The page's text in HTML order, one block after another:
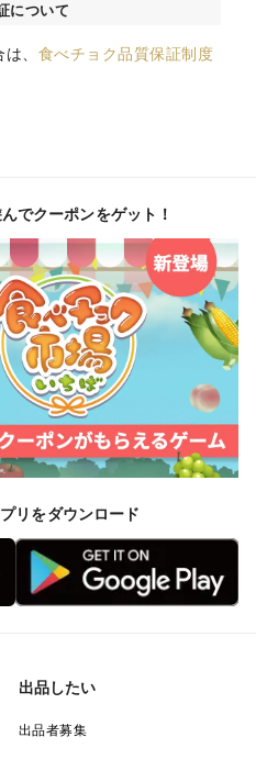
について
、 食べチョク品質保証制度
でクーポンをゲット！
リをダウンロード
出品したい
出品者募集